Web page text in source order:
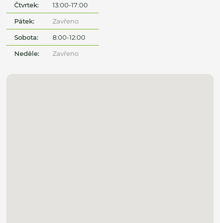
Čtvrtek: 13:00-17:00
Pátek: Zavřeno
Sobota: 8:00-12:00
Neděle: Zavřeno